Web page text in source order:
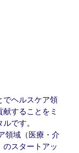
でヘルスケア領
することをミ
です。
領域（医療・介
のスタートアッ